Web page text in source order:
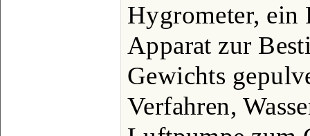
Hygrometer, ein
Apparat zur
Gewichts
Verfahren,